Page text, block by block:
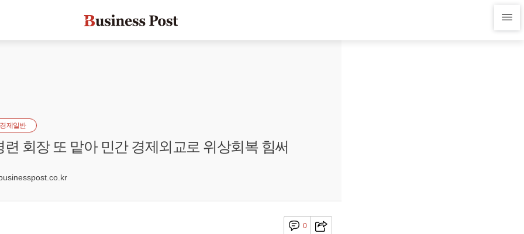
경제일반
련 회장 또 맡아 민간 경제외교로 위상회복 힘써
0